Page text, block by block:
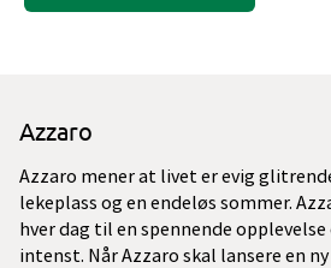
Azzaro
Azzaro mener at livet er evig
lekeplass og en endeløs sommer.
hver dag til en spennende
intenst. Når Azzaro skal lansere en